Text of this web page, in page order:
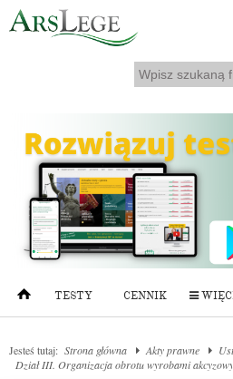
TESTY CENNIK
Jesteś tutaj: Strona główna Akty prawne
Dział III. Organizacja obrotu wyrobami